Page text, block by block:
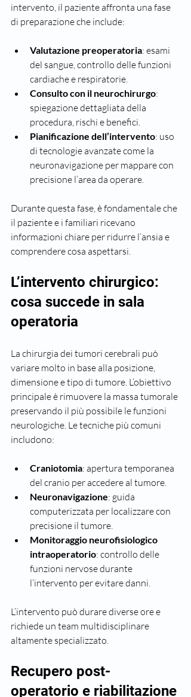
intervento, il paziente affronta una fase
di preparazione che include:
Valutazione preoperatoria: esami
del sangue, controllo delle funzioni
cardiache e respiratorie.
Consulto con il neurochirurgo:
spiegazione dettagliata della
procedura, rischi e benefici.
Pianificazione dell’intervento: uso
di tecnologie avanzate come la
neuronavigazione per mappare con
precisione l’area da operare.
Durante questa fase, è fondamentale che
il paziente e i familiari ricevano
informazioni chiare per ridurre l’ansia e
comprendere cosa aspettarsi.
L’intervento chirurgico:
cosa succede in sala
operatoria
La chirurgia dei tumori cerebrali può
variare molto in base alla posizione,
dimensione e tipo di tumore. L’obiettivo
principale è rimuovere la massa tumorale
preservando il più possibile le funzioni
neurologiche. Le tecniche più comuni
includono:
Craniotomia: apertura temporanea
del cranio per accedere al tumore.
Neuronavigazione: guida
computerizzata per localizzare con
precisione il tumore.
Monitoraggio neurofisiologico
intraoperatorio: controllo delle
funzioni nervose durante
l’intervento per evitare danni.
L’intervento può durare diverse ore e
richiede un team multidisciplinare
altamente specializzato.
Recupero post-
operatorio e riabilitazione